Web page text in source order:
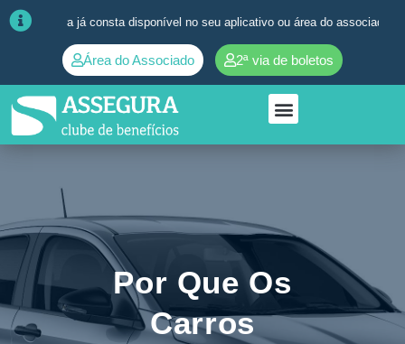
já consta disponível no seu aplicativo ou área do associado. ➜
Área do Associado 2ª via de boletos
Por Que Os
Carros